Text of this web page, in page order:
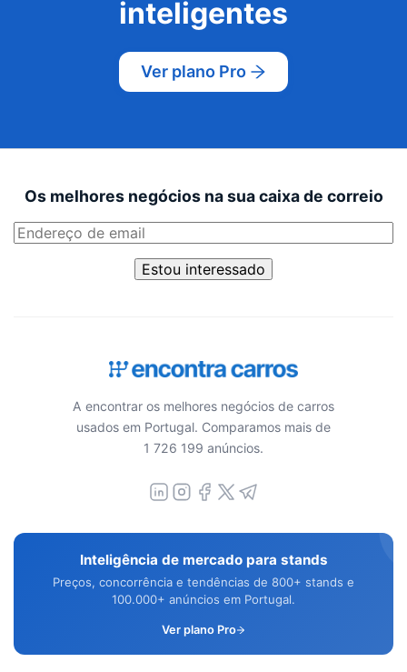
inteligentes
Ver plano Pro
Os melhores negócios na sua caixa de correio
Estou interessado
A encontrar os melhores negócios de carros
usados em Portugal. Comparamos mais de
1 726 199 anúncios.
Inteligência de mercado para stands
Preços, concorrência e tendências de 800+ stands e
100.000+ anúncios em Portugal.
Ver plano Pro